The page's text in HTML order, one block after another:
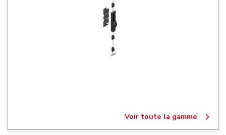
Voir toute la gamme